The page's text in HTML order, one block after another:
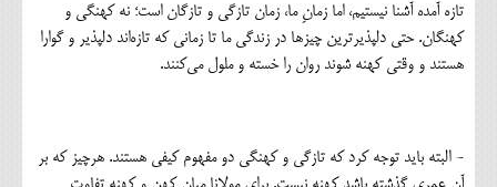
تازه آمده آشنا نیستیم، اما زمانِ ما، زمان تازگی و تازگان است؛ نه کهنگی و
کهنگان. حتی دلپذیرترین چیزها در زندگی ما تا زمانی که تازه‌اند دلپذیر و گوارا
هستند و وقتی کهنه شوند روان را خسته و ملول می‌کنند.
- البته باید توجه کرد که تازگی و کهنگی دو مفهوم کیفی هستند. هرچیز که بر